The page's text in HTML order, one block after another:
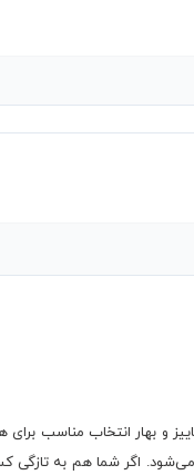
پاییز و بهار انتخاب
اگر شما هم به تازگی